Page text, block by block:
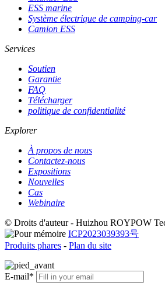
ESS marine
Système électrique de camping-car
Camion ESS
Services
Soutien
Garantie
FAQ
Télécharger
politique de confidentialité
Explorer
À propos de nous
Contactez-nous
Expositions
Nouvelles
Cas
Webinaire
© Droits d'auteur - Huizhou ROYPOW
ICP2023039393号
Produits phares - Plan du site
E-mail*